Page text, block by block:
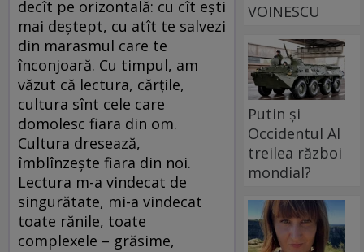
decît pe orizontală: cu cît ești
mai deștept, cu atît te salvezi
din marasmul care te
înconjoară. Cu timpul, am
văzut că lectura, cărțile,
cultura sînt cele care
domolesc fiara din om.
Cultura dresează,
îmblînzește fiara din noi.
Lectura m-a vindecat de
singurătate, mi-a vindecat
toate rănile, toate
complexele – grăsime,
VOINESCU
Putin și
Occidentul Al
treilea război
mondial?